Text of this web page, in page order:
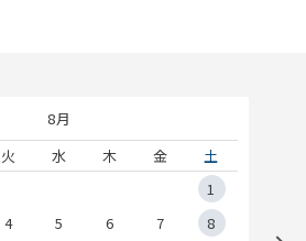
8月
火 水 木 金
土
1
4 5 6 7
8